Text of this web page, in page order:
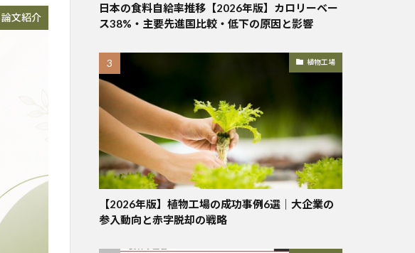
論文紹介
日本の食料自給率推移【2026年版】カロリーベー
ス38%・主要先進国比較・低下の原因と影響
植物工場
【2026年版】植物工場の成功事例6選｜大企業の
参入動向と赤字脱却の戦略